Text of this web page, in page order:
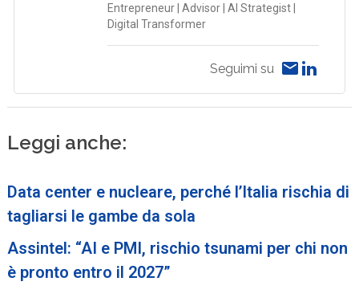
Entrepreneur | Advisor | AI Strategist |
Digital Transformer
Seguimi su
Leggi anche:
Data center e nucleare, perché l’Italia rischia di
tagliarsi le gambe da sola
Assintel: “AI e PMI, rischio tsunami per chi non
è pronto entro il 2027”